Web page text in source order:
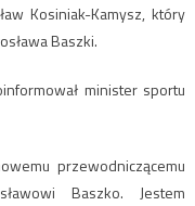
Kosiniak-Kamysz, który
Baszki.
minister sportu
przewodniczącemu
Baszko. Jestem